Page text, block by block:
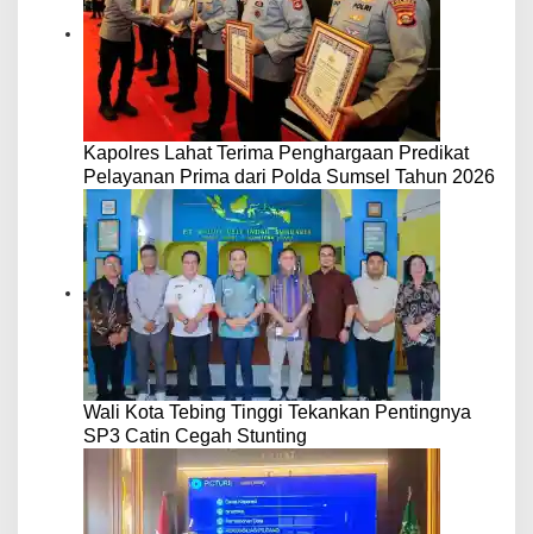
Kapolres Lahat Terima Penghargaan Predikat
Pelayanan Prima dari Polda Sumsel Tahun 2026
Wali Kota Tebing Tinggi Tekankan Pentingnya
SP3 Catin Cegah Stunting